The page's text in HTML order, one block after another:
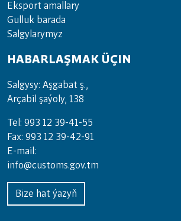
Eksport amallary
Gulluk barada
Salgylarymyz
HABARLAŞMAK ÜÇIN
Salgysy: Aşgabat ş.,
Arçabil şaýoly, 138
Tel: 993 12 39-41-55
Fax: 993 12 39-42-91
E-mail:
info@customs.gov.tm
Bize hat ýazyň